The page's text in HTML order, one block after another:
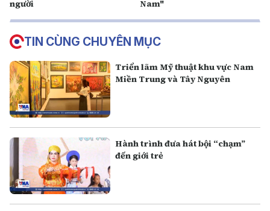
người
Nam"
TIN CÙNG CHUYÊN MỤC
Triển lãm Mỹ thuật khu vực Nam
Miền Trung và Tây Nguyên
Hành trình đưa hát bội “chạm”
đến giới trẻ